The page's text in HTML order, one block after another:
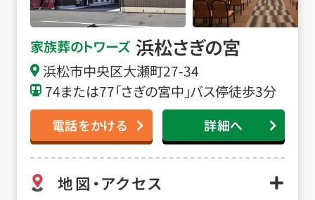
家族葬のトワーズ 浜松さぎの宮
浜松市中央区大瀬町27-34
74または77「さぎの宮中」バス停徒歩3分
電話をかける 詳細へ
地図・アクセス